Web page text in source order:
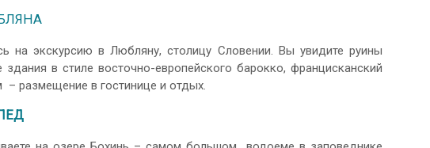
на экскурсию в Любляну, столицу Словении. Вы увидите руины
в стиле восточно-европейского барокко, францисканский
– размещение в гостинице и отдых.